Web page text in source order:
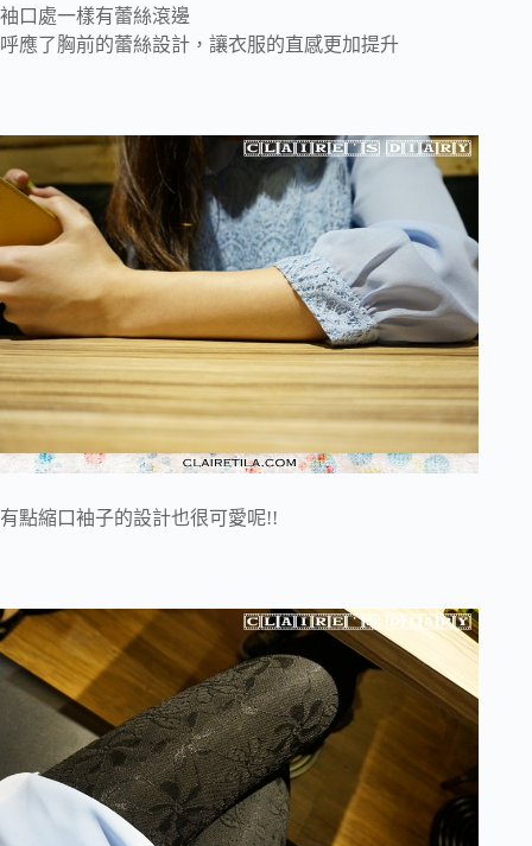
袖口處一樣有蕾絲滾邊
呼應了胸前的蕾絲設計，讓衣服的直感更加提升
有點縮口袖子的設計也很可愛呢!!